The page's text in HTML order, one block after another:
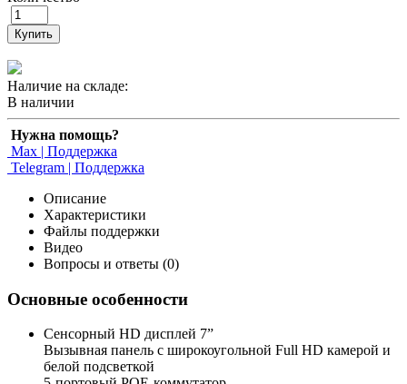
Купить
Наличие на складе:
В наличии
Нужна помощь?
Max | Поддержка
Telegram | Поддержка
Описание
Характеристики
Файлы поддержки
Видео
Вопросы и ответы (0)
Основные особенности
Сенcорный HD дисплей 7”
Вызывная панель с широкоугольной Full HD камерой и
белой подсветкой